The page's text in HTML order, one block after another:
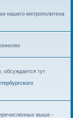
нашего метрополитена
обсуждается тут
выше -